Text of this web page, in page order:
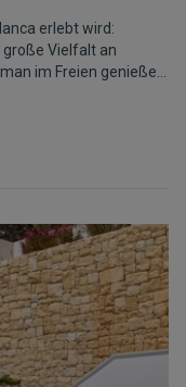
erlebt wird:
große Vielfalt an
im Freien genießen